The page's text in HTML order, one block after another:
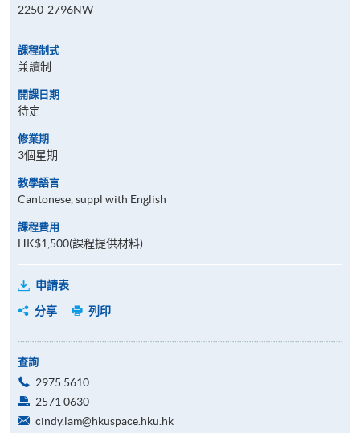
2250-2796NW
課程制式
兼讀制
開課日期
待定
修業期
3個星期
教學語言
Cantonese, suppl with English
課程費用
HK$1,500(課程提供材料)
申請表
分享
列印
查詢
2975 5610
2571 0630
cindy.lam@hkuspace.hku.hk